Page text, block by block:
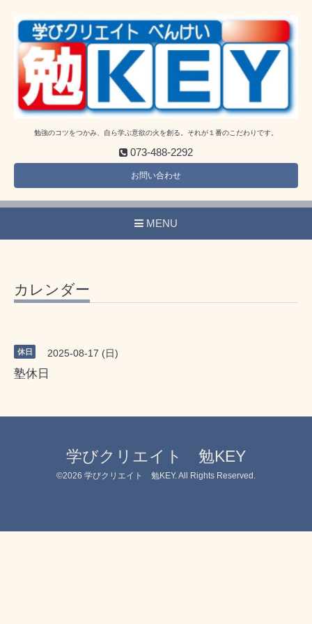
勉強のコツをつかみ、自ら学ぶ意欲の火を創る。それが１番のこだわりです。
073-488-2292
お問い合わせ
MENU
カレンダー
休日 2025-08-17 (日)
塾休日
学びクリエイト 勉KEY
©2026 学びクリエイト 勉KEY. All Rights Reserved.